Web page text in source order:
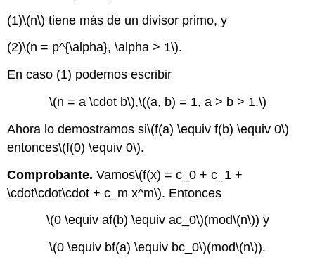
(1)\(n\) tiene más de un divisor primo, y
(2)\(n = p^{\alpha}, \alpha > 1\).
En caso (1) podemos escribir
\(n = a \cdot b\),\((a, b) = 1, a > b > 1.\)
Ahora lo demostramos si\(f(a) \equiv f(b) \equiv 0\)
entonces\(f(0) \equiv 0\).
Comprobante.Vamos\(f(x) = c_0 + c_1 +
\cdot\cdot\cdot + c_m x^m\). Entonces
\(0 \equiv af(b) \equiv ac_0\)(mod\(n\)) y
\(0 \equiv bf(a) \equiv bc_0\)(mod\(n\)).